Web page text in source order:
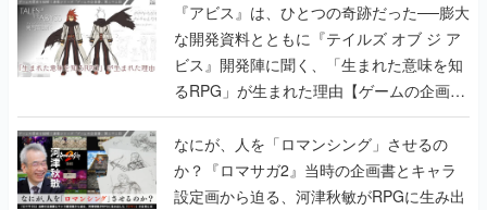
『アビス』は、ひとつの奇跡だった──膨大
な開発資料とともに『テイルズ オブ ジ ア
ビス』開発陣に聞く、「生まれた意味を知
るRPG」が生まれた理由【ゲームの企画
書】
なにが、人を「ロマンシング」させるの
か？『ロマサガ2』当時の企画書とキャラ
設定画から迫る、河津秋敏がRPGに生み出